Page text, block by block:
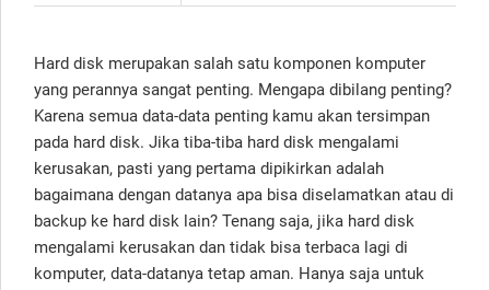
Hard disk merupakan salah satu komponen komputer
yang perannya sangat penting. Mengapa dibilang penting?
Karena semua data-data penting kamu akan tersimpan
pada hard disk. Jika tiba-tiba hard disk mengalami
kerusakan, pasti yang pertama dipikirkan adalah
bagaimana dengan datanya apa bisa diselamatkan atau di
backup ke hard disk lain? Tenang saja, jika hard disk
mengalami kerusakan dan tidak bisa terbaca lagi di
komputer, data-datanya tetap aman. Hanya saja untuk